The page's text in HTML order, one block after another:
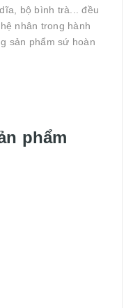
bộ bình trà... đều
nhân trong hành
sản phẩm sứ hoàn
phẩm